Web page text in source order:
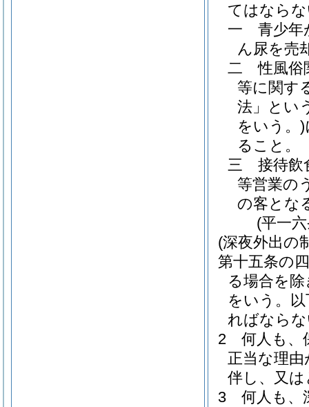
てはなら
一
青少年
ん尿を売
二
性風俗
等に関す
法」とい
をいう。)
ること。
三
接待飲
等営業の
の客とな
(平一
(深夜外出の
第十五条の四
る場合を
をいう。
ればなら
2
何人も、
正当な理
伴し、又
3
何人も、